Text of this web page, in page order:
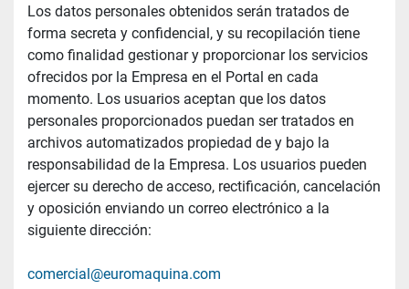
Los datos personales obtenidos serán tratados de
forma secreta y confidencial, y su recopilación tiene
como finalidad gestionar y proporcionar los servicios
ofrecidos por la Empresa en el Portal en cada
momento. Los usuarios aceptan que los datos
personales proporcionados puedan ser tratados en
archivos automatizados propiedad de y bajo la
responsabilidad de la Empresa. Los usuarios pueden
ejercer su derecho de acceso, rectificación, cancelación
y oposición enviando un correo electrónico a la
siguiente dirección:
comercial@euromaquina.com